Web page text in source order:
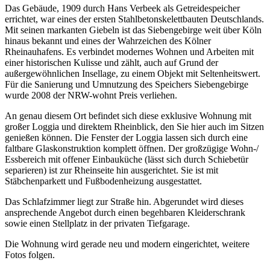
Das Gebäude, 1909 durch Hans Verbeek als Getreidespeicher
errichtet, war eines der ersten Stahlbetonskelettbauten Deutschlands.
Mit seinen markanten Giebeln ist das Siebengebirge weit über Köln
hinaus bekannt und eines der Wahrzeichen des Kölner
Rheinauhafens. Es verbindet modernes Wohnen und Arbeiten mit
einer historischen Kulisse und zählt, auch auf Grund der
außergewöhnlichen Insellage, zu einem Objekt mit Seltenheitswert.
Für die Sanierung und Umnutzung des Speichers Siebengebirge
wurde 2008 der NRW-wohnt Preis verliehen.
An genau diesem Ort befindet sich diese exklusive Wohnung mit
großer Loggia und direktem Rheinblick, den Sie hier auch im Sitzen
genießen können. Die Fenster der Loggia lassen sich durch eine
faltbare Glaskonstruktion komplett öffnen. Der großzügige Wohn-/
Essbereich mit offener Einbauküche (lässt sich durch Schiebetür
separieren) ist zur Rheinseite hin ausgerichtet. Sie ist mit
Stäbchenparkett und Fußbodenheizung ausgestattet.
Das Schlafzimmer liegt zur Straße hin. Abgerundet wird dieses
ansprechende Angebot durch einen begehbaren Kleiderschrank
sowie einen Stellplatz in der privaten Tiefgarage.
Die Wohnung wird gerade neu und modern eingerichtet, weitere
Fotos folgen.